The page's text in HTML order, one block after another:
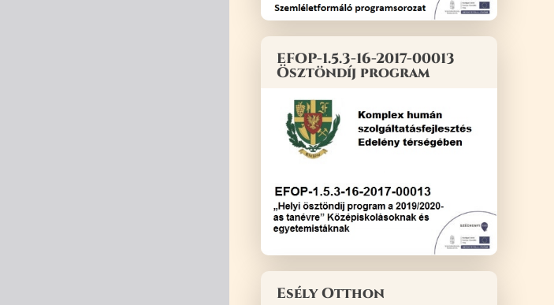
EFOP-1.5.3-16-2017-00013
Ösztöndíj program
Esély Otthon